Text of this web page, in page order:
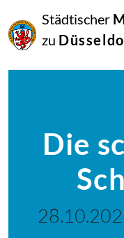
Städtischer
zu
Die